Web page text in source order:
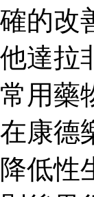
確的改
他達拉
常用藥
在康德
降低性